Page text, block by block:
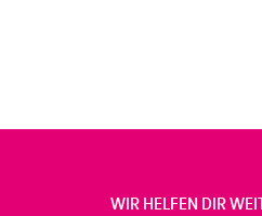
WIR HELFEN DIR